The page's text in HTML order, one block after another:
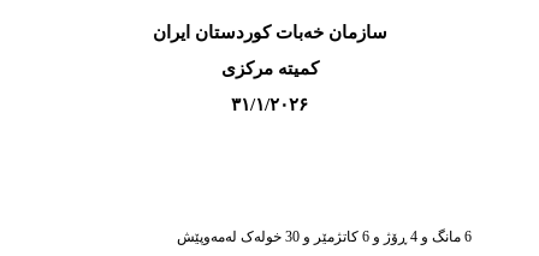
سازمان خەبات کوردستان ایران
کمیته مرکزی
۳۱/۱/۲۰۲۶
6 مانگ و 4 ڕۆژ و 6 کاتژمێر و 30 خوله‌ک له‌مه‌وپێش‌